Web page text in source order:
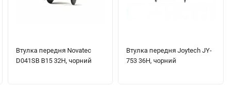
Втулка передня Novatec
D041SB B15 32H, чорний
Втулка передня Joytech JY-
753 36H, чорний